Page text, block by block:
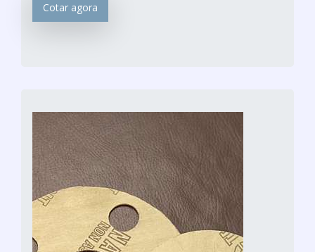
Cotar agora